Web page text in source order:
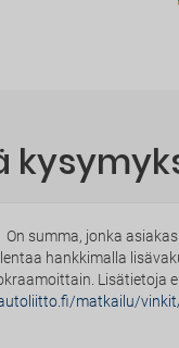
On summa, jonka
hankkimalla
Lisätietoja
matkailu/